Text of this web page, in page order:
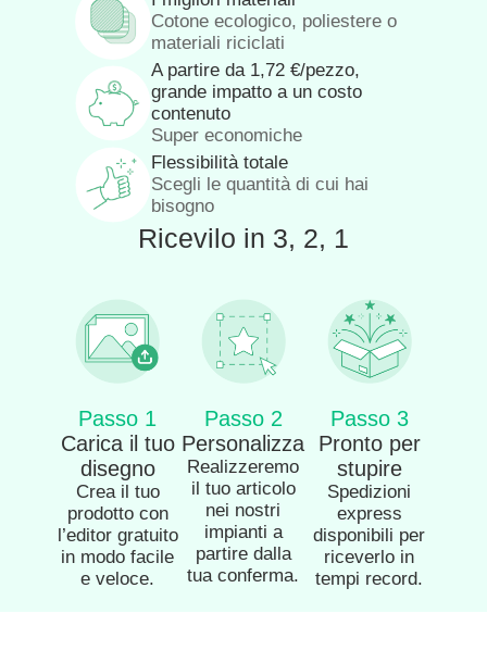
Cotone ecologico, poliestere o
materiali riciclati
A partire da 1,72 €/pezzo,
grande impatto a un costo
contenuto
Super economiche
Flessibilità totale
Scegli le quantità di cui hai
bisogno
Ricevilo in 3, 2, 1
Passo 1
Carica il tuo
disegno
Crea il tuo
prodotto con
l’editor gratuito
in modo facile
e veloce.
Passo 2
Personalizza
Realizzeremo
il tuo articolo
nei nostri
impianti a
partire dalla
tua conferma.
Passo 3
Pronto per
stupire
Spedizioni
express
disponibili per
riceverlo in
tempi record.